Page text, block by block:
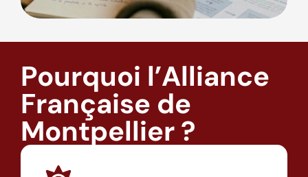
Pourquoi l’Alliance
Française de
Montpellier ?